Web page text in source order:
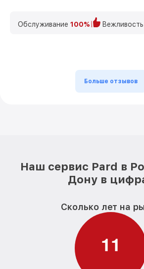
Обслуживание 100%
Больше отзывов
Наш сервис Pard в
Дону в
Сколько лет на
11